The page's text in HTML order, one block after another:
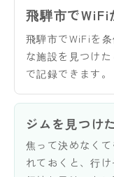
飛騨市でWiFi
飛騨市でWiFiを
な施設を見つけ
で記録できます。
ジムを見つけ
焦って決めなく
れておくと、行